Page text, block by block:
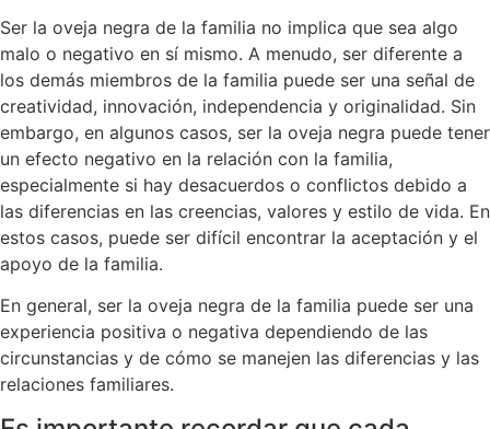
Ser la oveja negra de la familia no implica que sea algo
malo o negativo en sí mismo. A menudo, ser diferente a
los demás miembros de la familia puede ser una señal de
creatividad, innovación, independencia y originalidad. Sin
embargo, en algunos casos, ser la oveja negra puede tener
un efecto negativo en la relación con la familia,
especialmente si hay desacuerdos o conflictos debido a
las diferencias en las creencias, valores y estilo de vida. En
estos casos, puede ser difícil encontrar la aceptación y el
apoyo de la familia.
En general, ser la oveja negra de la familia puede ser una
experiencia positiva o negativa dependiendo de las
circunstancias y de cómo se manejen las diferencias y las
relaciones familiares.